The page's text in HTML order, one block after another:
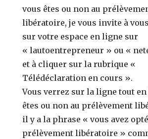
vous êtes ou non au
libératoire, je vous invite à
sur votre espace en ligne sur
« lautoentrepreneur » ou «
et à cliquer sur la rubrique «
Télédéclaration en cours ».
Vous verrez sur la ligne tout
êtes ou non au prélèvement
il y a la phrase « vous avez
prélèvement libératoire »